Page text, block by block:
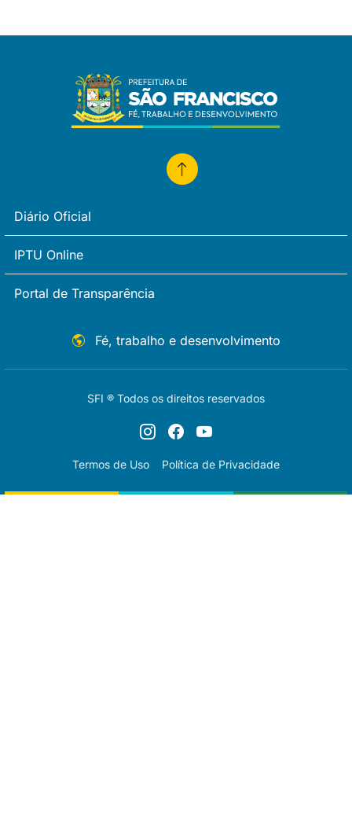
Diário Oficial
IPTU Online
Portal de Transparência
Fé, trabalho e desenvolvimento
SFI ® Todos os direitos reservados
Termos de Uso Política de Privacidade